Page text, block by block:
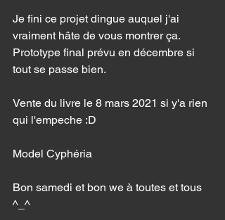
Je fini ce projet dingue auquel j'ai
vraiment hâte de vous montrer ça.
Prototype final prévu en décembre si
tout se passe bien.
Vente du livre le 8 mars 2021 si y'a rien
qui l'empeche :D
Model Cyphéria
Bon samedi et bon we à toutes et tous
^_^